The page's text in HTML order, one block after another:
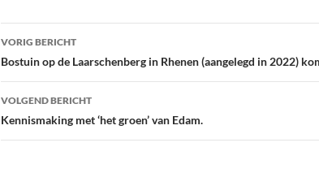
b
o
o
k
er e
dI
n
Berichtnavigatie
VORIG BERICHT
Bostuin op de Laarschenberg in Rhenen (aangelegd in 2022)
VOLGEND BERICHT
Kennismaking met ‘het groen’ van Edam.